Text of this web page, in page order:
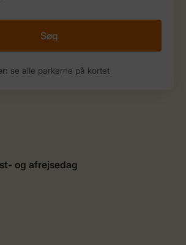
Søg
se alle parkerne på kortet